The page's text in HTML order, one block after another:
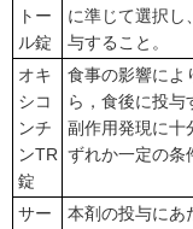
トー
ル錠
に準じて選択し
与すること。
オキ
シコ
ンチ
ンTR
錠
食事の影響によ
ら，食後に投与
副作用発現に十
ずれか一定の条
サー
本剤の投与にあ